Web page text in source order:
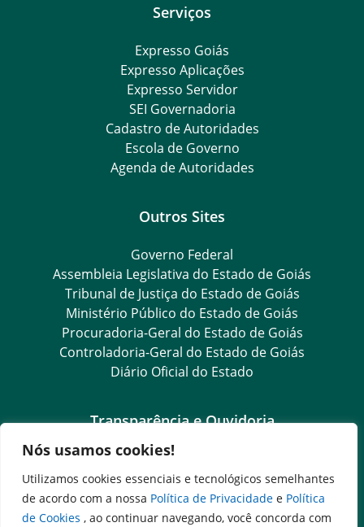
Nós usamos cookies!
Utilizamos cookies essenciais e tecnológicos semelhantes
de acordo com a nossa Política de Privacidade e Política
de Cookies , ao continuar navegando, você concorda com
Serviços
Expresso Goiás
Expresso Aplicações
Expresso Servidor
SEI Governadoria
Cadastro de Autoridades
Escola de Governo
Agenda de Autoridades
Outros Sites
Governo Federal
Assembleia Legislativa do Estado de Goiás
Tribunal de Justiça do Estado de Goiás
Ministério Público do Estado de Goiás
Procuradoria-Geral do Estado de Goiás
Controladoria-Geral do Estado de Goiás
Diário Oficial do Estado
Transparência e Ouvidoria
LGPD
Goiás Transparência
Dados Abertos Goiás
SIC – Serviço de Informação ao Cidadão